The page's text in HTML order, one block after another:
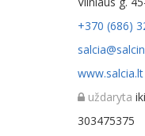
+370 (686)
www.salcia.lt
uždaryta
303475375